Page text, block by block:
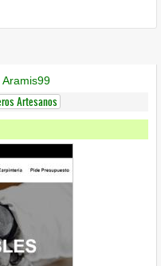
Artesanos